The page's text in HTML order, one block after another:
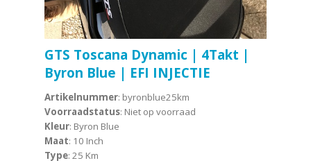
GTS Toscana Dynamic | 4Takt |
Byron Blue | EFI INJECTIE
Artikelnummer: byronblue25km
Voorraadstatus: Niet op voorraad
Kleur: Byron Blue
Maat: 10 Inch
Type: 25 Km